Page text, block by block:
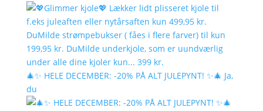
🎄✨ HELE DECEMBER: -20% PÅ ALT JULEPYNT! ✨🎄 Ja,
du